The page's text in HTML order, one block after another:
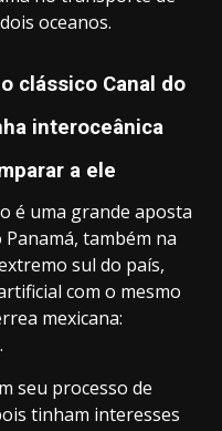
oceanos.
clássico Canal do
interoceânica
a ele
é uma grande aposta
também na
sul do país,
com o mesmo
mexicana:
seu processo de
tinham interesses